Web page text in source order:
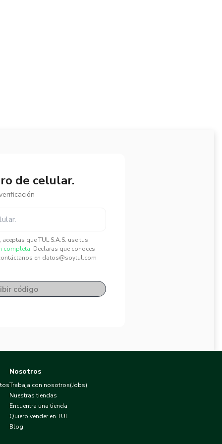
de celular.
que TUL S.A.S. use tus
completa. Declaras que conoces
en datos@soytul.com
código
Nosotros
Trabaja con nosotros(Jobs)
Nuestras tiendas
Encuentra una tienda
Quiero vender en TUL
Blog